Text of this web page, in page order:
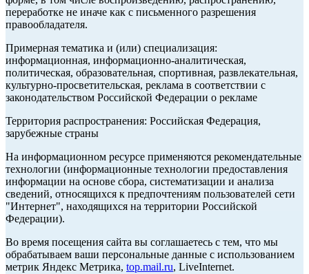
переработке не иначе как с письменного разрешения
правообладателя.
Примерная тематика и (или) специализация:
информационная, информационно-аналитическая,
политическая, образовательная, спортивная, развлекательная,
культурно-просветительская, реклама в соответствии с
законодательством Российской Федерации о рекламе
Территория распространения: Российская Федерация,
зарубежные страны
На информационном ресурсе применяются рекомендательные
технологии (информационные технологии предоставления
информации на основе сбора, систематизации и анализа
сведений, относящихся к предпочтениям пользователей сети
"Интернет", находящихся на территории Российской
Федерации).
Во время посещения сайта вы соглашаетесь с тем, что мы
обрабатываем ваши персональные данные с использованием
метрик Яндекс Метрика, top.mail.ru, LiveInternet.